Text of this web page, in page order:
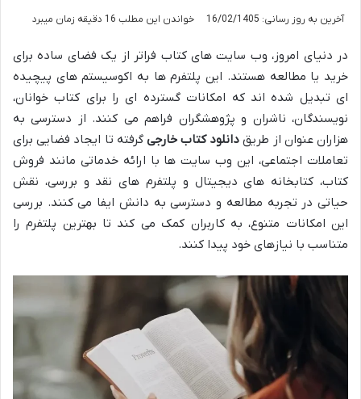
آخرین به روز رسانی: 16/02/1405 خواندن این مطلب 16 دقیقه زمان میبرد
در دنیای امروز، وب سایت های کتاب فراتر از یک فضای ساده برای
خرید یا مطالعه هستند. این پلتفرم ها به اکوسیستم های پیچیده
ای تبدیل شده اند که امکانات گسترده ای را برای کتاب خوانان،
نویسندگان، ناشران و پژوهشگران فراهم می کنند. از دسترسی به
هزاران عنوان از طریق دانلود کتاب خارجی گرفته تا ایجاد فضایی برای
تعاملات اجتماعی، این وب سایت ها با ارائه خدماتی مانند فروش
کتاب، کتابخانه های دیجیتال و پلتفرم های نقد و بررسی، نقش
حیاتی در تجربه مطالعه و دسترسی به دانش ایفا می کنند. بررسی
این امکانات متنوع، به کاربران کمک می کند تا بهترین پلتفرم را
متناسب با نیازهای خود پیدا کنند.